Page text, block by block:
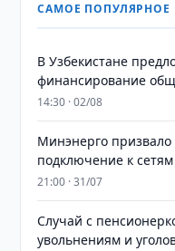
САМОЕ ПОПУЛЯРНОЕ
В Узбекистане
финансирование
14:30 · 02/08
Минэнерго призвало
подключение к сетям
21:00 · 31/07
Случай с
увольнениям и